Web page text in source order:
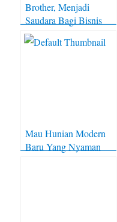
Brother, Menjadi
Saudara Bagi Bisnis
Anda
Mau Hunian Modern
Baru Yang Nyaman